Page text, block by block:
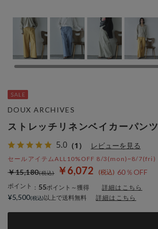
ストレッチリネンベイカーパンツ
5.0 （1） レビューを見る
セールアイテムALL10%OFF 8/3(mon)~8/7(fri)
￥6,072 60％OFF
￥15,180
ポイント ： 55ポイント～獲得 詳細はこちら
DOUX ARCHIVES
¥5,500 以上で送料無料 詳細はこちら